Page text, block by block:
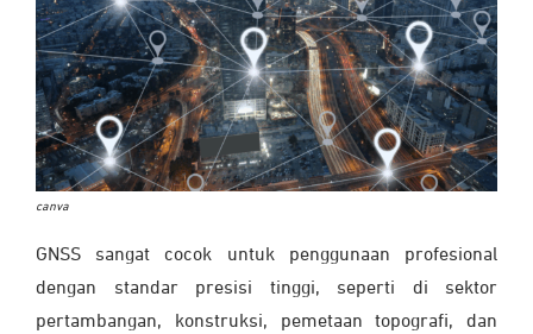
canva
GNSS sangat cocok untuk penggunaan profesional
dengan standar presisi tinggi, seperti di sektor
pertambangan, konstruksi, pemetaan topografi, dan